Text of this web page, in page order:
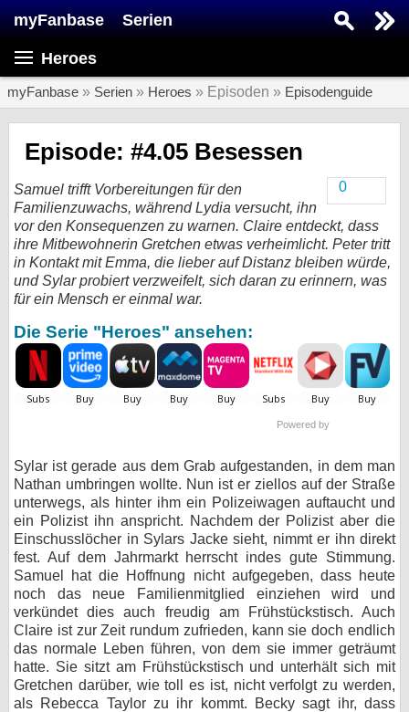
myFanbase Serien
Heroes
myFanbase » Serien » Heroes » Episoden » Episodenguide
Episode: #4.05 Besessen
0
Samuel trifft Vorbereitungen für den
Familienzuwachs, während Lydia versucht, ihn
vor den Konsequenzen zu warnen. Claire entdeckt, dass
ihre Mitbewohnerin Gretchen etwas verheimlicht. Peter tritt
in Kontakt mit Emma, die lieber auf Distanz bleiben würde,
und Sylar probiert verzweifelt, sich daran zu erinnern, was
für ein Mensch er einmal war.
Die Serie "Heroes" ansehen:
Powered by
Sylar ist gerade aus dem Grab aufgestanden, in dem man
Nathan umbringen wollte. Nun ist er ziellos auf der Straße
unterwegs, als hinter ihm ein Polizeiwagen auftaucht und
ein Polizist ihn anspricht. Nachdem der Polizist aber die
Einschusslöcher in Sylars Jacke sieht, nimmt er ihn direkt
fest. Auf dem Jahrmarkt herrscht indes gute Stimmung.
Samuel hat die Hoffnung nicht aufgegeben, dass heute
noch das neue Familienmitglied einziehen wird und
verkündet dies auch freudig am Frühstückstisch. Auch
Claire ist zur Zeit rundum zufrieden, kann sie doch endlich
das normale Leben führen, von dem sie immer geträumt
hatte. Sie sitzt am Frühstückstisch und unterhält sich mit
Gretchen darüber, wie toll es ist, nicht verfolgt zu werden,
als Rebecca Taylor zu ihr kommt. Becky sagt ihr, dass
SERIEN
Kolumnen
Interviews
Veranstaltungen
KULTUR
Specials
SERVICE
Gewinnspiele
Forum
bei Facebook
Kontakt
Nutzungsbedingungen
Datenschutz
Cookie-Einstellungen
Impressum